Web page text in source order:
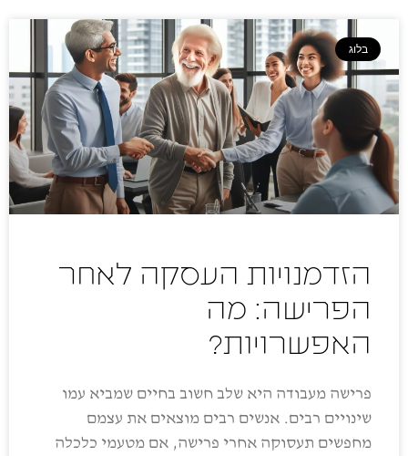
בלוג
הזדמנויות העסקה לאחר
הפרישה: מה
האפשרויות?
פרישה מעבודה היא שלב חשוב בחיים שמביא עמו
שינויים רבים. אנשים רבים מוצאים את עצמם
מחפשים תעסוקה אחרי פרישה, אם מטעמי כלכלה